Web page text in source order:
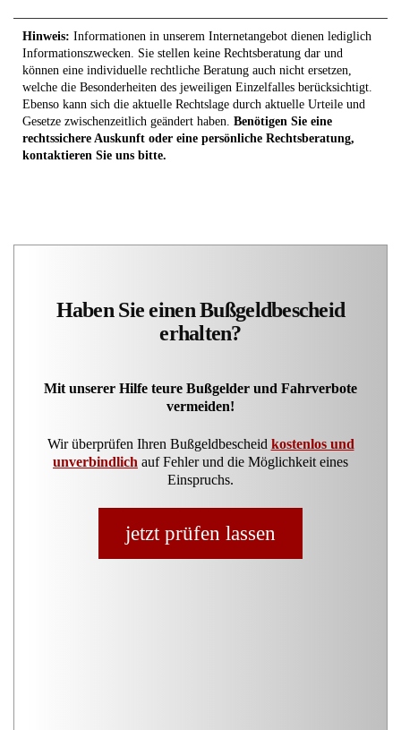
Hinweis: Informationen in unserem Internetangebot dienen lediglich
Informationszwecken. Sie stellen keine Rechtsberatung dar und
können eine individuelle rechtliche Beratung auch nicht ersetzen,
welche die Besonderheiten des jeweiligen Einzelfalles berücksichtigt.
Ebenso kann sich die aktuelle Rechtslage durch aktuelle Urteile und
Gesetze zwischenzeitlich geändert haben. Benötigen Sie eine
rechtssichere Auskunft oder eine persönliche Rechtsberatung,
kontaktieren Sie uns bitte.
Haben Sie einen Bußgeldbescheid
erhalten?
Mit unserer Hilfe teure Bußgelder und Fahrverbote
vermeiden!
Wir überprüfen Ihren Bußgeldbescheid kostenlos und
unverbindlich auf Fehler und die Möglichkeit eines
Einspruchs.
jetzt prüfen lassen